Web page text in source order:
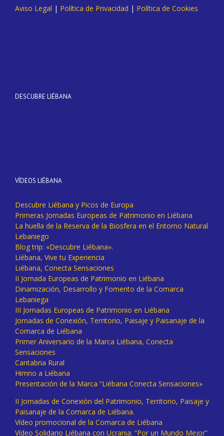
Aviso Legal | Política de Privacidad | Política de Cookies
DESCUBRE LIÉBANA
VÍDEOS LIÉBANA
Descubre Liébana y Picos de Europa
Primeras Jornadas Europeas de Patrimonio en Liébana
La huella de la Reserva de la Biosfera en el Entorno Natural
Lebaniego
Blog trip: «Descubre Liébana».
Liébana, Vive tu Experiencia
Liébana, Conecta Sensaciones
II Jornada Europeas de Patrimonio en Liébana
Dinamización, Desarrollo y Fomento de la Comarca
Lebaniega
III Jornadas Europeas de Patrimonio en Liébana
Jornadas de Conexión, Territorio, Paisaje y Paisanaje de la
Comarca de Liébana
Primer Aniversario de la Marca Liébana, Conecta
Sensaciones
Cantabria Rural
Himno a Liébana
Presentación de la Marca “Liébana Conecta Sensaciones»
II Jornadas de Conexión del Patrimonio, Territorio, Paisaje y
Paisanaje de la Comarca de Liébana.
Vídeo promocional de la Comarca de Liébana
Vídeo Solidario Liébana con Ucrania: “Por un Mundo Mejor”